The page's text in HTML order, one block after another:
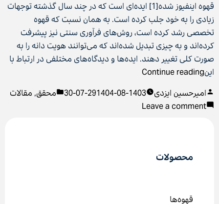
قهوه‌ اینفیوز شده[1] ایده‌ای است که در چند سال گذشته توجهات
زیادی را به خود جلب کرده است. به همان نسبت که قهوه
تخصصی رشد کرده است، روش‌های فرآوری سنتی نیز پیشرفت
کرده‌اند و به چیزی تبدیل شده‌اند که می‌توانند هویت دانه را به
صورت کلی تغییر دهند. ایده‌ها و دیدگاه‌های مختلفی در ارتباط با
اینContinue reading“قهوه‌ اینفیوز
چیست؟”
Posted
by
امیرحسین ایزدی 1403-08-29
1404-07-30
Posted
محقق, مقالات
Leave a comment
محصولات
قهوه‌ها